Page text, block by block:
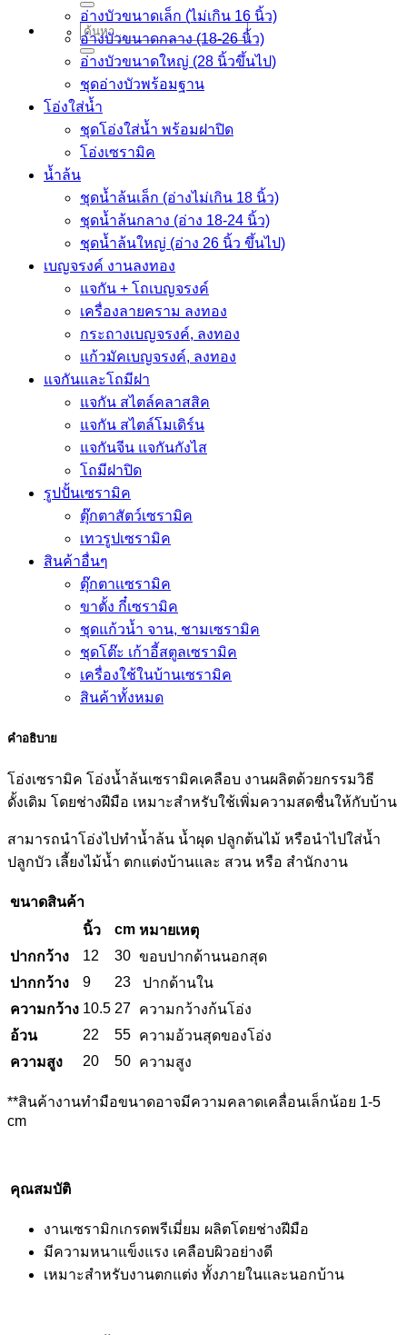
ค้นหา:
อ่างบัวขนาดเล็ก (ไม่เกิน 16 นิ้ว)
อ่างบัวขนาดกลาง (18-26 นิ้ว)
อ่างบัวขนาดใหญ่ (28 นิ้วขึ้นไป)
ชุดอ่างบัวพร้อมฐาน
โอ่งใส่น้ำ
ชุดโอ่งใส่น้ำ พร้อมฝาปิด
โอ่งเซรามิค
น้ำล้น
ชุดน้ำล้นเล็ก (อ่างไม่เกิน 18 นิ้ว)
ชุดน้ำล้นกลาง (อ่าง 18-24 นิ้ว)
ชุดน้ำล้นใหญ่ (อ่าง 26 นิ้ว ขึ้นไป)
เบญจรงค์ งานลงทอง
แจกัน + โถเบญจรงค์
เครื่องลายคราม ลงทอง
กระถางเบญจรงค์, ลงทอง
แก้วมัคเบญจรงค์, ลงทอง
แจกันและโถมีฝา
แจกัน สไตล์คลาสสิค
แจกัน สไตล์โมเดิร์น
แจกันจีน แจกันกังไส
โถมีฝาปิด
รูปปั้นเซรามิค
ตุ๊กตาสัตว์เซรามิค
เทวรูปเซรามิค
สินค้าอื่นๆ
ตุ๊กตาเเซรามิค
ขาตั้ง กี๋เซรามิค
ชุดแก้วน้ำ จาน, ชามเซรามิค
ชุดโต๊ะ เก้าอี้สตูลเซรามิค
เครื่องใช้ในบ้านเซรามิค
สินค้าทั้งหมด
คำอธิบาย
โอ่งเซรามิค โอ่งน้ำล้นเซรามิคเคลือบ งานผลิตด้วยกรรมวิธี
ดั้งเดิม โดยช่างฝีมือ เหมาะสำหรับใช้เพิ่มความสดชื่นให้กับบ้าน
สามารถนำโอ่งไปทำน้ำล้น น้ำผุด ปลูกต้นไม้ หรือนำไปใส่น้ำ
ปลูกบัว เลี้ยงไม้น้ำ ตกแต่งบ้านและ สวน หรือ สำนักงาน
ขนาดสินค้า
นิ้ว
cm หมายเหตุ
ปากกว้าง
12 30 ขอบปากด้านนอกสุด
ปากกว้าง
9 23
ปากด้านใน
ความกว้าง 10.5 27 ความกว้างก้นโอ่ง
อ้วน
22 55 ความอ้วนสุดของโอ่ง
ความสูง
20 50 ความสูง
**สินค้างานทำมือขนาดอาจมีความคลาดเคลื่อนเล็กน้อย 1-5
cm
คุณสมบัติ
งานเซรามิกเกรดพรีเมี่ยม ผลิตโดยช่างฝีมือ
มีความหนาแข็งแรง เคลือบผิวอย่างดี
เหมาะสำหรับงานตกแต่ง ทั้งภายในและนอกบ้าน